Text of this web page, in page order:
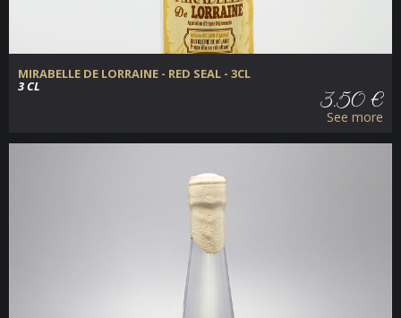
MIRABELLE DE LORRAINE - RED SEAL - 3CL
3 CL
3.50 €
See more